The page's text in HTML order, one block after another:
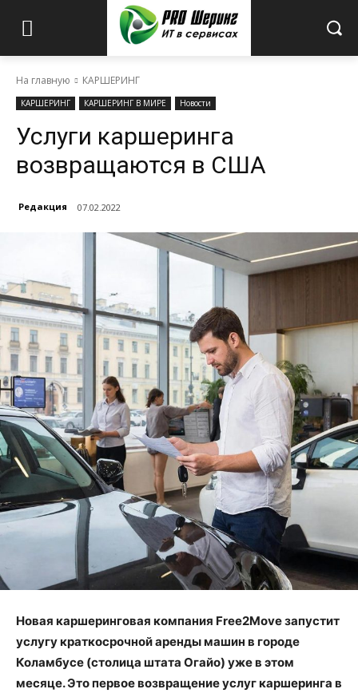
На главную КАРШЕРИНГ
КАРШЕРИНГ КАРШЕРИНГ В МИРЕ Новости
Услуги каршеринга
возвращаются в США
Редакция 07.02.2022
Новая каршеринговая компания Free2Move запустит
услугу краткосрочной аренды машин в городе
Коламбусе (столица штата Огайо) уже в этом
месяце. Это первое возвращение услуг каршеринга в